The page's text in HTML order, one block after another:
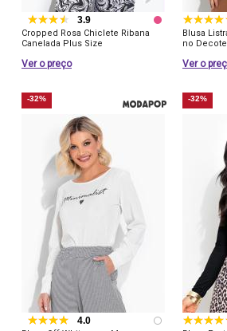
3.9
Cropped Rosa Chiclete Ribana
Canelada Plus Size
Ver o preço
Blusa
no Decote
Ver o
-32%
4.0
-32%